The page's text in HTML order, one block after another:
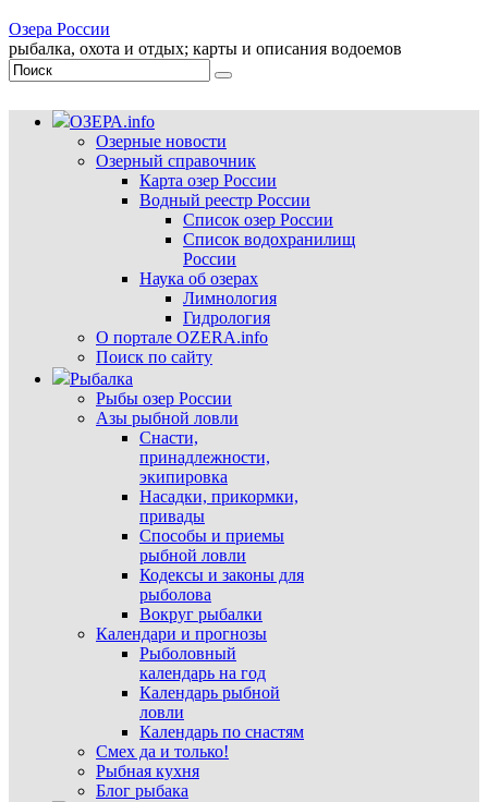
Озера России
рыбалка, охота и отдых; карты и описания водоемов
ОЗЕРА.info
Озерные новости
Озерный справочник
Карта озер России
Водный реестр России
Список озер России
Список водохранилищ
России
Наука об озерах
Лимнология
Гидрология
О портале OZERA.info
Поиск по сайту
Рыбалка
Рыбы озер России
Азы рыбной ловли
Снасти,
принадлежности,
экипировка
Насадки, прикормки,
привады
Способы и приемы
рыбной ловли
Кодексы и законы для
рыболова
Вокруг рыбалки
Календари и прогнозы
Рыболовный
календарь на год
Календарь рыбной
ловли
Календарь по снастям
Смех да и только!
Рыбная кухня
Блог рыбака